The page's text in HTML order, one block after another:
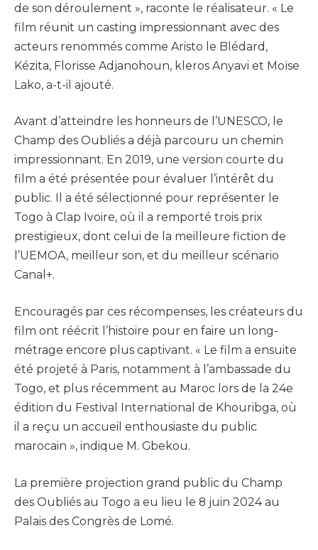
de son déroulement », raconte le réalisateur. « Le
film réunit un casting impressionnant avec des
acteurs renommés comme Aristo le Blédard,
Kézita, Florisse Adjanohoun, kleros Anyavi et Moïse
Lako, a-t-il ajouté.
Avant d’atteindre les honneurs de l’UNESCO, le
Champ des Oubliés a déjà parcouru un chemin
impressionnant. En 2019, une version courte du
film a été présentée pour évaluer l’intérêt du
public. Il a été sélectionné pour représenter le
Togo à Clap Ivoire, où il a remporté trois prix
prestigieux, dont celui de la meilleure fiction de
l’UEMOA, meilleur son, et du meilleur scénario
Canal+.
Encouragés par ces récompenses, les créateurs du
film ont réécrit l’histoire pour en faire un long-
métrage encore plus captivant. « Le film a ensuite
été projeté à Paris, notamment à l’ambassade du
Togo, et plus récemment au Maroc lors de la 24e
édition du Festival International de Khouribga, où
il a reçu un accueil enthousiaste du public
marocain », indique M. Gbekou.
La première projection grand public du Champ
des Oubliés au Togo a eu lieu le 8 juin 2024 au
Palais des Congrès de Lomé.